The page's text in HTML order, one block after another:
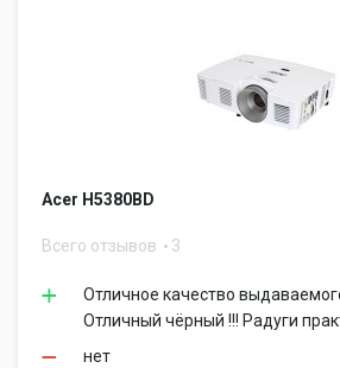
Acer H5380BD
Всего отзывов 3
Отличное качество
Отличный чёрный !!! Радуги
нет